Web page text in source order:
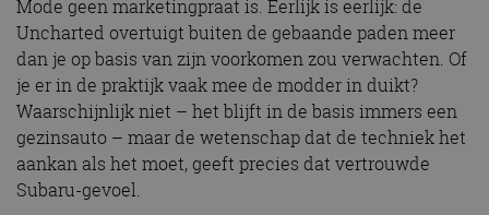
Mode geen marketingpraat is. Eerlijk is eerlijk: de
Uncharted overtuigt buiten de gebaande paden meer
dan je op basis van zijn voorkomen zou verwachten. Of
je er in de praktijk vaak mee de modder in duikt?
Waarschijnlijk niet – het blijft in de basis immers een
gezinsauto – maar de wetenschap dat de techniek het
aankan als het moet, geeft precies dat vertrouwde
Subaru-gevoel.